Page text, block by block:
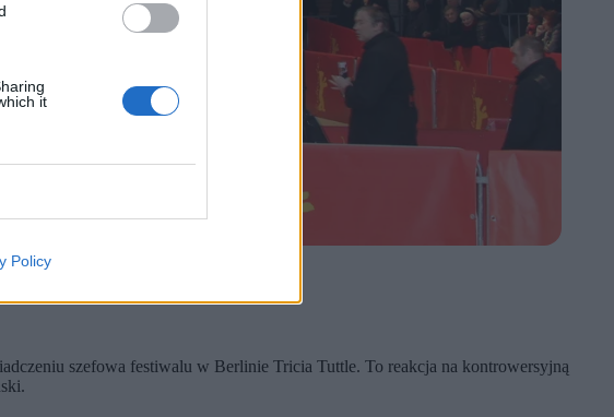
it
Policy
szefowa festiwalu w Berlinie Tricia Tuttle. To reakcja na kontrowersyjną